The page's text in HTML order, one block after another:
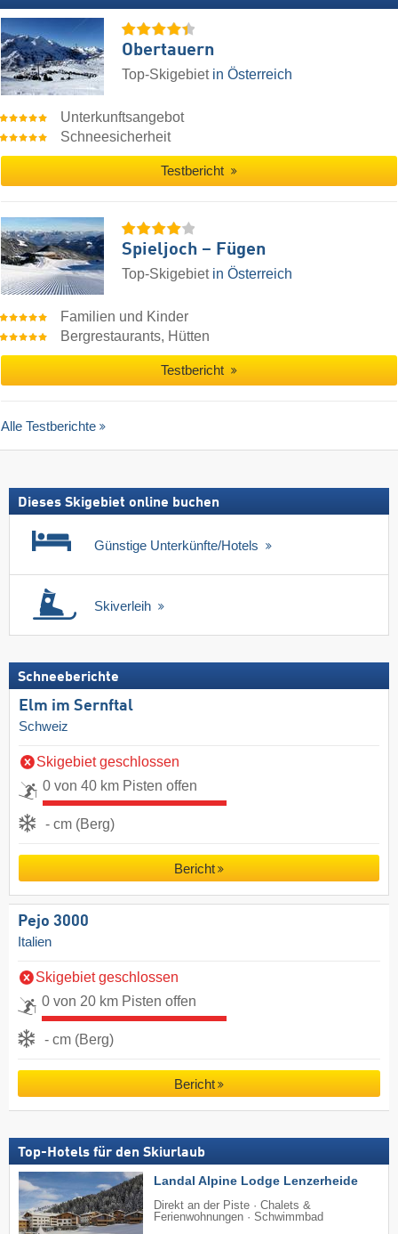
Obertauern
Top-Skigebiet in Österreich
Unterkunftsangebot
Schneesicherheit
Testbericht
Spieljoch – Fügen
Top-Skigebiet in Österreich
Familien und Kinder
Bergrestaurants, Hütten
Testbericht
Alle Testberichte
Dieses Skigebiet online buchen
Günstige Unterkünfte/Hotels
Skiverleih
Schneeberichte
Elm im Sernftal
Schweiz
Skigebiet geschlossen
0 von 40 km Pisten offen
- cm (Berg)
Bericht
Pejo 3000
Italien
Skigebiet geschlossen
0 von 20 km Pisten offen
- cm (Berg)
Bericht
Top-Hotels für den Skiurlaub
Landal Alpine Lodge Lenzerheide
Direkt an der Piste · Chalets &
Ferienwohnungen · Schwimmbad